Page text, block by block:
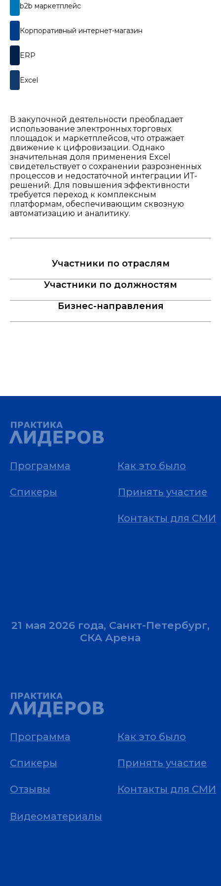
b2b маркетплейс​​
Корпоративный интернет-магазин​​
ERP​
Excel​
В закупочной деятельности преобладает
использование электронных торговых
площадок и маркетплейсов, что отражает
движение к цифровизации. Однако
значительная доля применения Excel
свидетельствует о сохранении разрозненных
процессов и недостаточной интеграции ИТ-
решений. Для повышения эффективности
требуется переход к комплексным
платформам, обеспечивающим сквозную
автоматизацию и аналитику.​​​​​
Участники по отраслям
Участники по должностям
Бизнес-направления